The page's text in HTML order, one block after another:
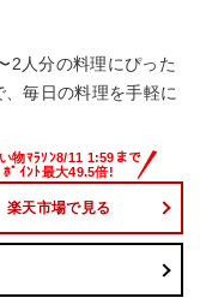
2人分の料理にぴった
毎日の料理を手軽に
楽天市場で見る